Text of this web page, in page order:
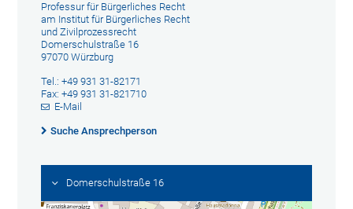
Professur für Bürgerliches Recht
am Institut für Bürgerliches Recht
und Zivilprozessrecht
Domerschulstraße 16
97070 Würzburg
Tel.: +49 931 31-82171
Fax: +49 931 31-821710
E-Mail
Suche Ansprechperson
Domerschulstraße 16